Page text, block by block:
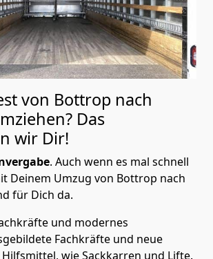
von Bottrop nach
Das
wir Dir!
. Auch wenn es mal schnell
Deinem Umzug von Bottrop nach
für Dich da.
und modernes
Fachkräfte und neue
wie Sackkarren und Lifte.